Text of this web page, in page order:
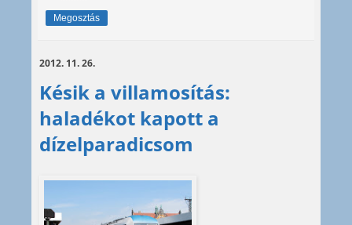
Megosztás
2012. 11. 26.
Késik a villamosítás:
haladékot kapott a
dízelparadicsom